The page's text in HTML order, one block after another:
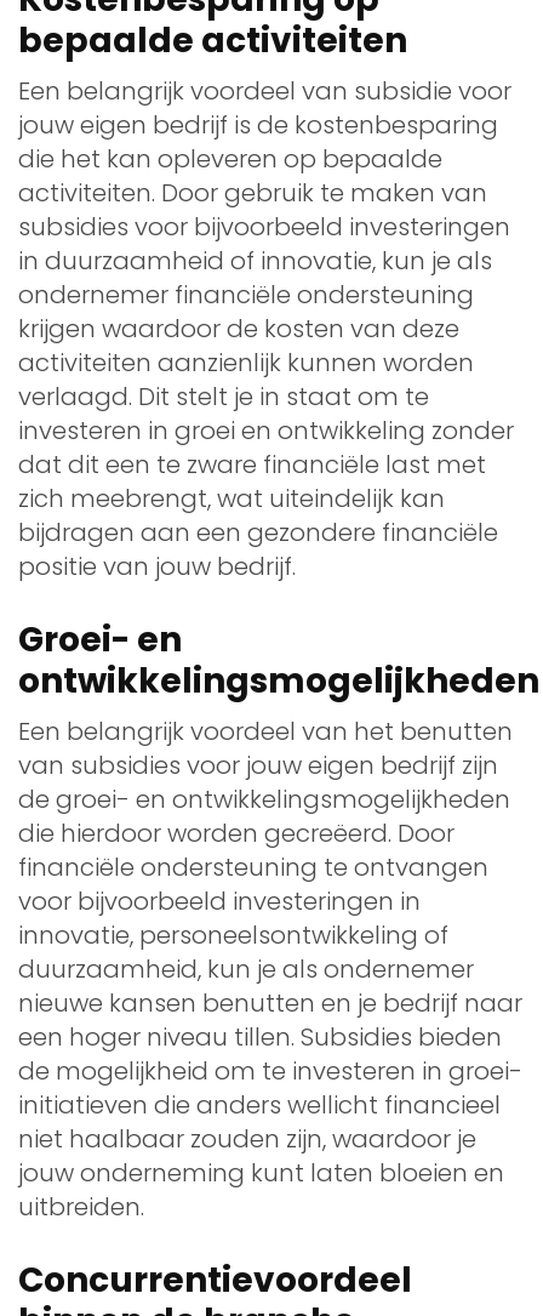
bepaalde activiteiten
Een belangrijk voordeel van subsidie voor
jouw eigen bedrijf is de kostenbesparing
die het kan opleveren op bepaalde
activiteiten. Door gebruik te maken van
subsidies voor bijvoorbeeld investeringen
in duurzaamheid of innovatie, kun je als
ondernemer financiële ondersteuning
krijgen waardoor de kosten van deze
activiteiten aanzienlijk kunnen worden
verlaagd. Dit stelt je in staat om te
investeren in groei en ontwikkeling zonder
dat dit een te zware financiële last met
zich meebrengt, wat uiteindelijk kan
bijdragen aan een gezondere financiële
positie van jouw bedrijf.
Groei- en
ontwikkelingsmogelijkheden
Een belangrijk voordeel van het benutten
van subsidies voor jouw eigen bedrijf zijn
de groei- en ontwikkelingsmogelijkheden
die hierdoor worden gecreëerd. Door
financiële ondersteuning te ontvangen
voor bijvoorbeeld investeringen in
innovatie, personeelsontwikkeling of
duurzaamheid, kun je als ondernemer
nieuwe kansen benutten en je bedrijf naar
een hoger niveau tillen. Subsidies bieden
de mogelijkheid om te investeren in groei-
initiatieven die anders wellicht financieel
niet haalbaar zouden zijn, waardoor je
jouw onderneming kunt laten bloeien en
uitbreiden.
Concurrentievoordeel